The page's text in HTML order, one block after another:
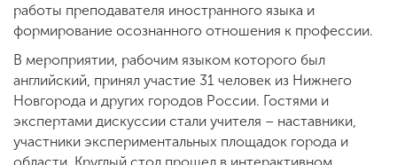
работы преподавателя иностранного языка и
формирование осознанного отношения к профессии.
В мероприятии, рабочим языком которого был
английский, принял участие 31 человек из Нижнего
Новгорода и других городов России. Гостями и
экспертами дискуссии стали учителя – наставники,
участники экспериментальных площадок города и
области. Круглый стол прошел в интерактивном